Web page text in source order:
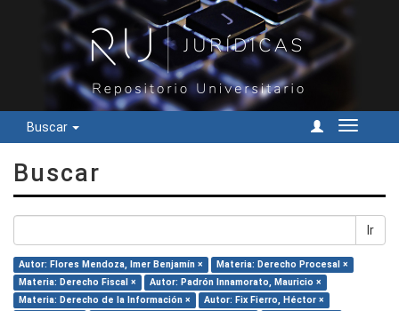
Buscar
Cambiar
Buscar
Ir
Autor: Flores Mendoza, Imer Benjamín ×
Materia: Derecho Procesal ×
Materia: Derecho Fiscal ×
Autor: Padrón Innamorato, Mauricio ×
Materia: Derecho de la Información ×
Autor: Fix Fierro, Héctor ×